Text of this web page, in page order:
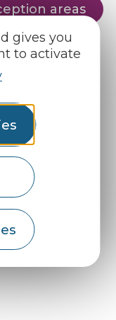
gives you
to activate
areas